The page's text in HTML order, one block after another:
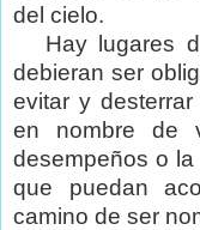
del cielo.
Hay lugares
debieran ser
evitar y
en nombre de
desempeños o
que puedan
camino de ser